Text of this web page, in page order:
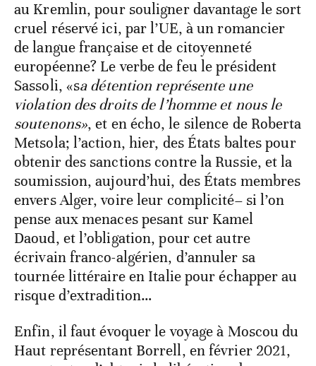
au Kremlin, pour souligner davantage le sort
cruel réservé ici, par l’UE, à un romancier
de langue française et de citoyenneté
européenne? Le verbe de feu le président
Sassoli, «sa détention représente une
violation des droits de l’homme et nous le
soutenons», et en écho, le silence de Roberta
Metsola; l’action, hier, des États baltes pour
obtenir des sanctions contre la Russie, et la
soumission, aujourd’hui, des États membres
envers Alger, voire leur complicité– si l’on
pense aux menaces pesant sur Kamel
Daoud, et l’obligation, pour cet autre
écrivain franco-algérien, d’annuler sa
tournée littéraire en Italie pour échapper au
risque d’extradition…
Enfin, il faut évoquer le voyage à Moscou du
Haut représentant Borrell, en février 2021,